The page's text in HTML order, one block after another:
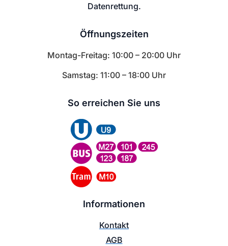
Datenrettung.
Öffnungszeiten
Montag-Freitag: 10:00 – 20:00 Uhr
Samstag: 11:00 – 18:00 Uhr
So erreichen Sie uns
Informationen
Kontakt
AGB